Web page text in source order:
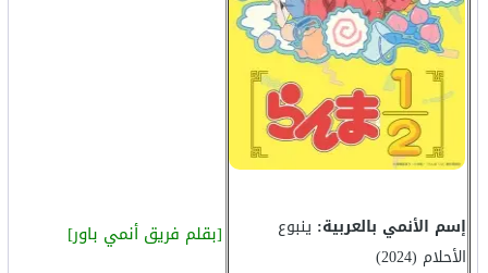
إسم الأنمي بالعربية: ينبوع
الأحلام (2024)
[بقلم فريق أنمي باور]